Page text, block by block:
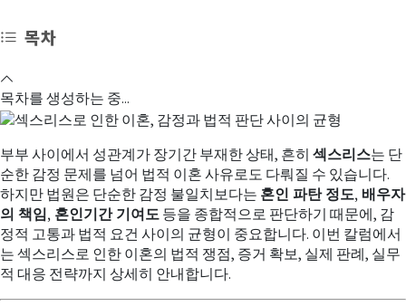
목차
목차를 생성하는 중...
부부 사이에서 성관계가 장기간 부재한 상태, 흔히 섹스리스는 단
순한 감정 문제를 넘어 법적 이혼 사유로도 다뤄질 수 있습니다.
하지만 법원은 단순한 감정 불일치보다는 혼인 파탄 정도, 배우자
의 책임, 혼인기간 기여도등을 종합적으로 판단하기 때문에, 감
정적 고통과 법적 요건 사이의 균형이 중요합니다. 이번 칼럼에서
는 섹스리스로 인한 이혼의 법적 쟁점, 증거 확보, 실제 판례, 실무
적 대응 전략까지 상세히 안내합니다.